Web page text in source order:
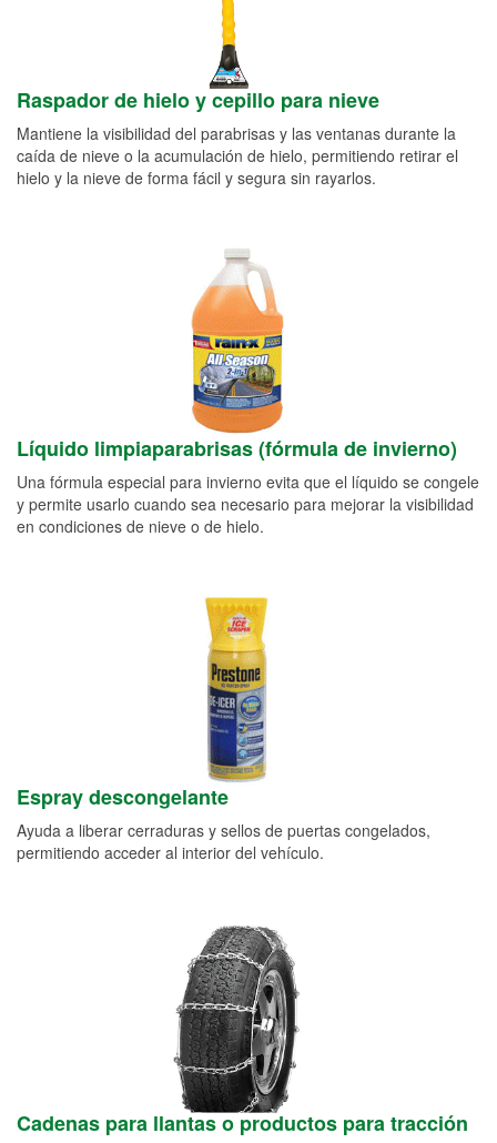
Raspador de hielo y cepillo para nieve
Mantiene la visibilidad del parabrisas y las ventanas durante la
caída de nieve o la acumulación de hielo, permitiendo retirar el
hielo y la nieve de forma fácil y segura sin rayarlos.
Líquido limpiaparabrisas (fórmula de invierno)
Una fórmula especial para invierno evita que el líquido se congele
y permite usarlo cuando sea necesario para mejorar la visibilidad
en condiciones de nieve o de hielo.
Espray descongelante
Ayuda a liberar cerraduras y sellos de puertas congelados,
permitiendo acceder al interior del vehículo.
Cadenas para llantas o productos para tracción